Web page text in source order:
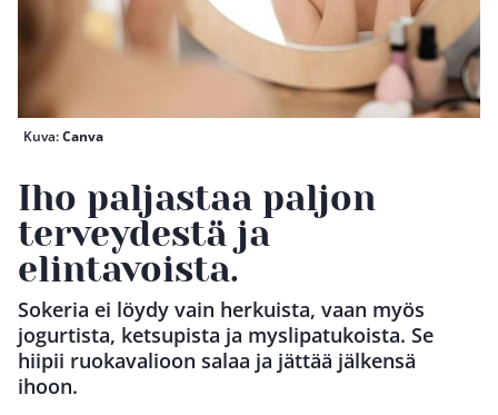
Kuva:Canva
Iho paljastaa paljon
terveydestä ja
elintavoista.
Sokeria ei löydy vain herkuista, vaan myös
jogurtista, ketsupista ja myslipatukoista. Se
hiipii ruokavalioon salaa ja jättää jälkensä
ihoon.